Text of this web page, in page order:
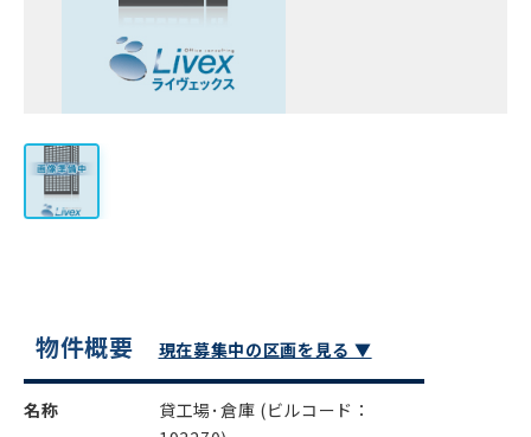
物件概要 現在募集中の区画を見る ▼
名称 貸工場･倉庫 (ビルコード：